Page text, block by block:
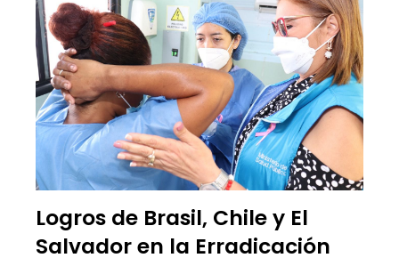
Logros de Brasil, Chile y El
Salvador en la Erradicación